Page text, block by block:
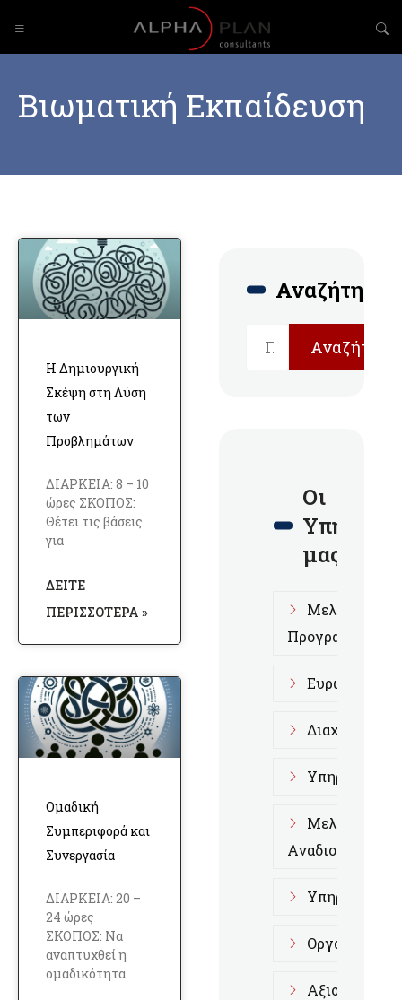
Βιωματική Εκπαίδευση
Η Δημιουργική
Σκέψη στη Λύση
των
Προβλημάτων
ΔΙΑΡΚΕΙΑ: 8 – 10
ώρες ΣΚΟΠΟΣ:
Θέτει τις βάσεις
για
ΔΕΊΤΕ
ΠΕΡΙΣΣΌΤΕΡΑ »
Ομαδική
Συμπεριφορά και
Συνεργασία
ΔΙΑΡΚΕΙΑ: 20 –
24 ώρες
ΣΚΟΠΟΣ: Να
αναπτυχθεί η
ομαδικότητα
Αναζήτηση
Αναζήτηση
Οι
μας
Μελέτες
Προγραμμάτων
Ευρωπαϊκά
Υπηρεσίες
Μελέτη
Υπηρεσίες
Οργάνωση
Αξιολόγηση